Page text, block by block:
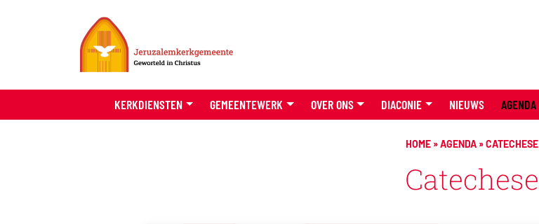
KERKDIENSTEN GEMEENTEWERK OVER ONS DIACONIE NIEUWS AGENDA
HOME»AGENDA»CATECHESE
Catechese